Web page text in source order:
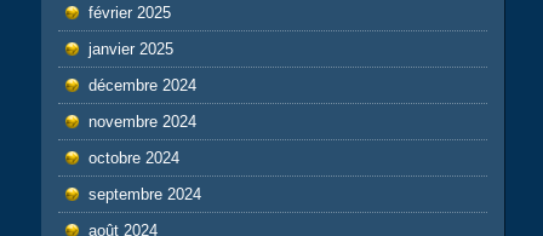
février 2025
janvier 2025
décembre 2024
novembre 2024
octobre 2024
septembre 2024
août 2024